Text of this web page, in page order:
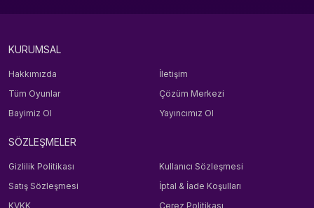
KURUMSAL
Hakkımızda
İletişim
Tüm Oyunlar
Çözüm Merkezi
Bayimiz Ol
Yayıncımız Ol
SÖZLEŞMELER
Gizlilik Politikası
Kullanıcı Sözleşmesi
Satış Sözleşmesi
İptal & İade Koşulları
KVKK
Çerez Politikası